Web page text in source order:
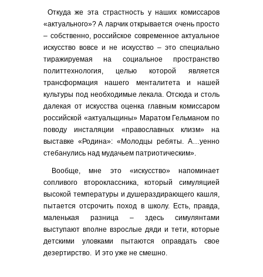
Откуда же эта страстность у наших комиссаров
«актуального»? А ларчик открывается очень просто
– собственно, российское современное актуальное
искусство вовсе и не искусство – это специально
тиражируемая на социальное пространство
политтехнология, целью которой является
трансформация нашего менталитета и нашей
культуры под необходимые лекала. Отсюда и столь
далекая от искусства оценка главным комиссаром
российской «актуальщины» Маратом Гельманом по
поводу инсталяции «православных клизм» на
выставке «Родина»: «Молодцы ребяты. А…уенно
стебанулись над мудачьем патриотическим».
Вообще, мне это «искусство» напоминает
сопливого второклассника, который симуляцией
высокой температуры и душераздирающего кашля,
пытается отсрочить поход в школу. Есть, правда,
маленькая разница – здесь симулянтами
выступают вполне взрослые дяди и тети, которые
детскими уловками пытаются оправдать свое
дезертирство. И это уже не смешно.